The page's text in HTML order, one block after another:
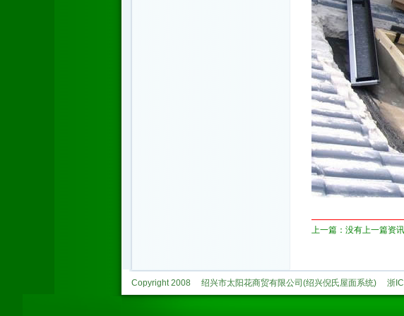
上一篇：没有上一篇资
Copyright 2008 绍兴市太阳花商贸有限公司(绍兴倪氏屋面系统) 浙